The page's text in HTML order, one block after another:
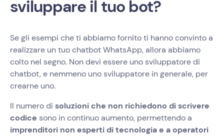
sviluppare il tuo bot?
Se gli esempi che ti abbiamo fornito ti hanno convinto a
realizzare un tuo chatbot WhatsApp, allora abbiamo
colto nel segno. Non devi essere uno sviluppatore di
chatbot, e nemmeno uno sviluppatore in generale, per
crearne uno.
Il numero di soluzioni che non richiedono di scrivere
codice sono in continuo aumento, permettendo a
imprenditori non esperti di tecnologia e a operatori